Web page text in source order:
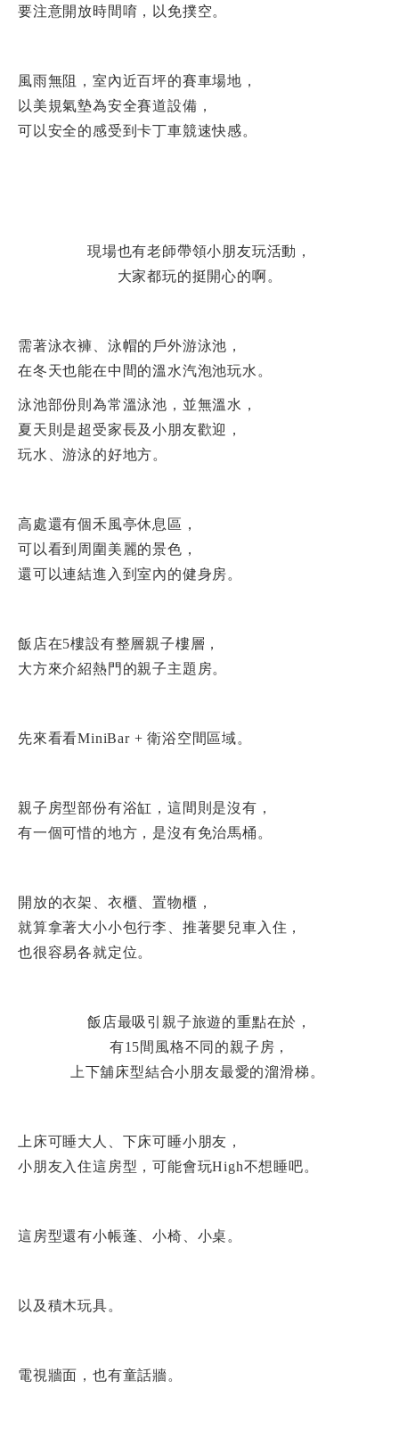
要注意開放時間唷，以免撲空。
風雨無阻，室內近百坪的賽車場地，
以美規氣墊為安全賽道設備，
可以安全的感受到卡丁車競速快感。
現場也有老師帶領小朋友玩活動，
大家都玩的挺開心的啊。
需著泳衣褲、泳帽的戶外游泳池，
在冬天也能在中間的溫水汽泡池玩水。
泳池部份則為常溫泳池，並無溫水，
夏天則是超受家長及小朋友歡迎，
玩水、游泳的好地方。
高處還有個禾風亭休息區，
可以看到周圍美麗的景色，
還可以連結進入到室內的健身房。
飯店在5樓設有整層親子樓層，
大方來介紹熱門的親子主題房。
先來看看MiniBar + 衛浴空間區域。
親子房型部份有浴缸，這間則是沒有，
有一個可惜的地方，是沒有免治馬桶。
開放的衣架、衣櫃、置物櫃，
就算拿著大小小包行李、推著嬰兒車入住，
也很容易各就定位。
飯店最吸引親子旅遊的重點在於，
有15間風格不同的親子房，
上下舖床型結合小朋友最愛的溜滑梯。
上床可睡大人、下床可睡小朋友，
小朋友入住這房型，可能會玩High不想睡吧。
這房型還有小帳蓬、小椅、小桌。
以及積木玩具。
電視牆面，也有童話牆。